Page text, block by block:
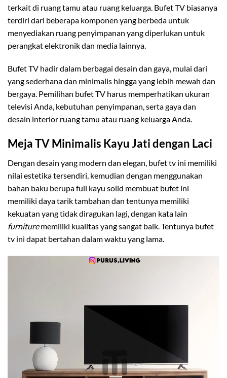
terkait di ruang tamu atau ruang keluarga. Bufet TV biasanya
terdiri dari beberapa komponen yang berbeda untuk
menyediakan ruang penyimpanan yang diperlukan untuk
perangkat elektronik dan media lainnya.
Bufet TV hadir dalam berbagai desain dan gaya, mulai dari
yang sederhana dan minimalis hingga yang lebih mewah dan
bergaya. Pemilihan bufet TV harus memperhatikan ukuran
televisi Anda, kebutuhan penyimpanan, serta gaya dan
desain interior ruang tamu atau ruang keluarga Anda.
Meja TV Minimalis Kayu Jati dengan Laci
Dengan desain yang modern dan elegan, bufet tv ini memiliki
nilai estetika tersendiri, kemudian dengan menggunakan
bahan baku berupa full kayu solid membuat bufet ini
memiliki daya tarik tambahan dan tentunya memiliki
kekuatan yang tidak diragukan lagi, dengan kata lain
furniturememiliki kualitas yang sangat baik. Tentunya bufet
tv ini dapat bertahan dalam waktu yang lama.